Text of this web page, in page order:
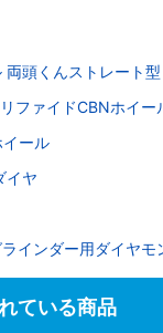
両頭くんストレート型
ファイドCBNホイー
ール
イヤ
インダー用ダイヤモ
ている商品